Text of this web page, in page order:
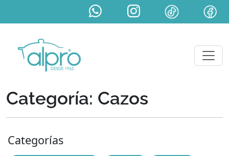
Categoría: Cazos
Categorías